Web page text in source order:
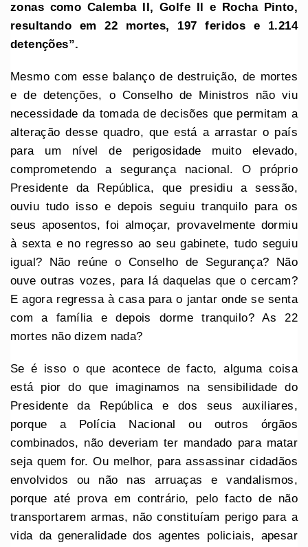
zonas como Calemba II, Golfe Il e Rocha Pinto,
resultando em 22 mortes, 197 feridos e 1.214
detenções”.
Mesmo com esse balanço de destruição, de mortes
e de detenções, o Conselho de Ministros não viu
necessidade da tomada de decisões que permitam a
alteração desse quadro, que está a arrastar o país
para um nível de perigosidade muito elevado,
comprometendo a segurança nacional. O próprio
Presidente da República, que presidiu a sessão,
ouviu tudo isso e depois seguiu tranquilo para os
seus aposentos, foi almoçar, provavelmente dormiu
à sexta e no regresso ao seu gabinete, tudo seguiu
igual? Não reúne o Conselho de Segurança? Não
ouve outras vozes, para lá daquelas que o cercam?
E agora regressa à casa para o jantar onde se senta
com a família e depois dorme tranquilo? As 22
mortes não dizem nada?
Se é isso o que acontece de facto, alguma coisa
está pior do que imaginamos na sensibilidade do
Presidente da República e dos seus auxiliares,
porque a Polícia Nacional ou outros órgãos
combinados, não deveriam ter mandado para matar
seja quem for. Ou melhor, para assassinar cidadãos
envolvidos ou não nas arruaças e vandalismos,
porque até prova em contrário, pelo facto de não
transportarem armas, não constituíam perigo para a
vida da generalidade dos agentes policiais, apesar